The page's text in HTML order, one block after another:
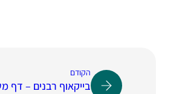
הקודם
בייקאוף רבנים – דף משלהן 46 עם